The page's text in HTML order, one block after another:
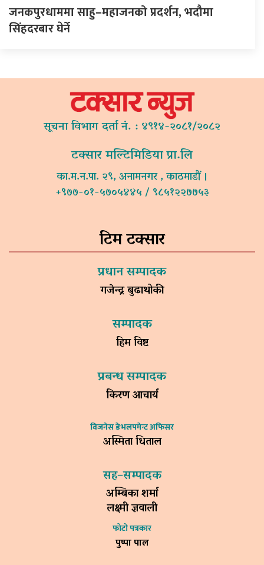
जनकपुरधाममा साहु–महाजनको प्रदर्शन, भदौमा
सिंहदरबार घेर्ने
सूचना विभाग दर्ता नं. : ४९१४-२०८१/२०८२
टक्सार मल्टिमिडिया प्रा.लि
का.म.न.पा. २९, अनामनगर , काठमाडौं ।
+९७७-०१-५७०५४४५ / ९८५१२२७७५३
टिम टक्सार
प्रधान सम्पादक
गजेन्द्र बुढाथोकी
सम्पादक
हिम विष्ट
प्रबन्ध सम्पादक
किरण आचार्य
विजनेस डेभलपमेन्ट अफिसर
अस्मिता धिताल
सह–सम्पादक
अम्बिका शर्मा
लक्ष्मी ज्ञवाली
फोटो पत्रकार
पुष्पा पाल